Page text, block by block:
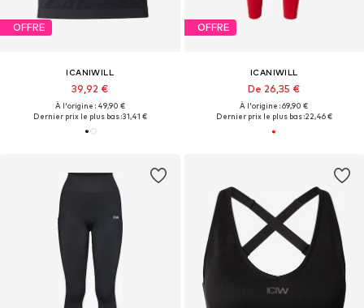
OFFRE
ICANIWILL
39,92 €
À l'origine : 49,90 €
Dernier prix le plus bas :31,41 €
OFFRE
ICANIWILL
De 26,35 €
À l'origine : 69,90 €
Dernier prix le plus bas :22,46 €